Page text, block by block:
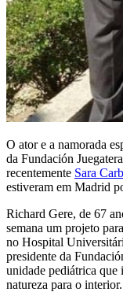
O ator e a namorada
da Fundación
recentemente Sara
estiveram em Madrid
Richard Gere, de 67
semana um projeto
no Hospital
presidente da
unidade pediátrica que
natureza para o interior.